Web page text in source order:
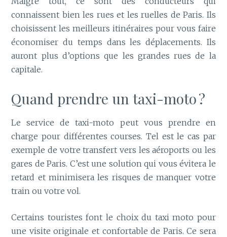
connaissent bien les rues et les ruelles de Paris. Ils
choisissent les meilleurs itinéraires pour vous faire
économiser du temps dans les déplacements. Ils
auront plus d’options que les grandes rues de la
capitale.
Quand prendre un taxi-moto ?
Le service de taxi-moto peut vous prendre en
charge pour différentes courses. Tel est le cas par
exemple de votre transfert vers les aéroports ou les
gares de Paris. C’est une solution qui vous évitera le
retard et minimisera les risques de manquer votre
train ou votre vol.
Certains touristes font le choix du taxi moto pour
une visite originale et confortable de Paris. Ce sera